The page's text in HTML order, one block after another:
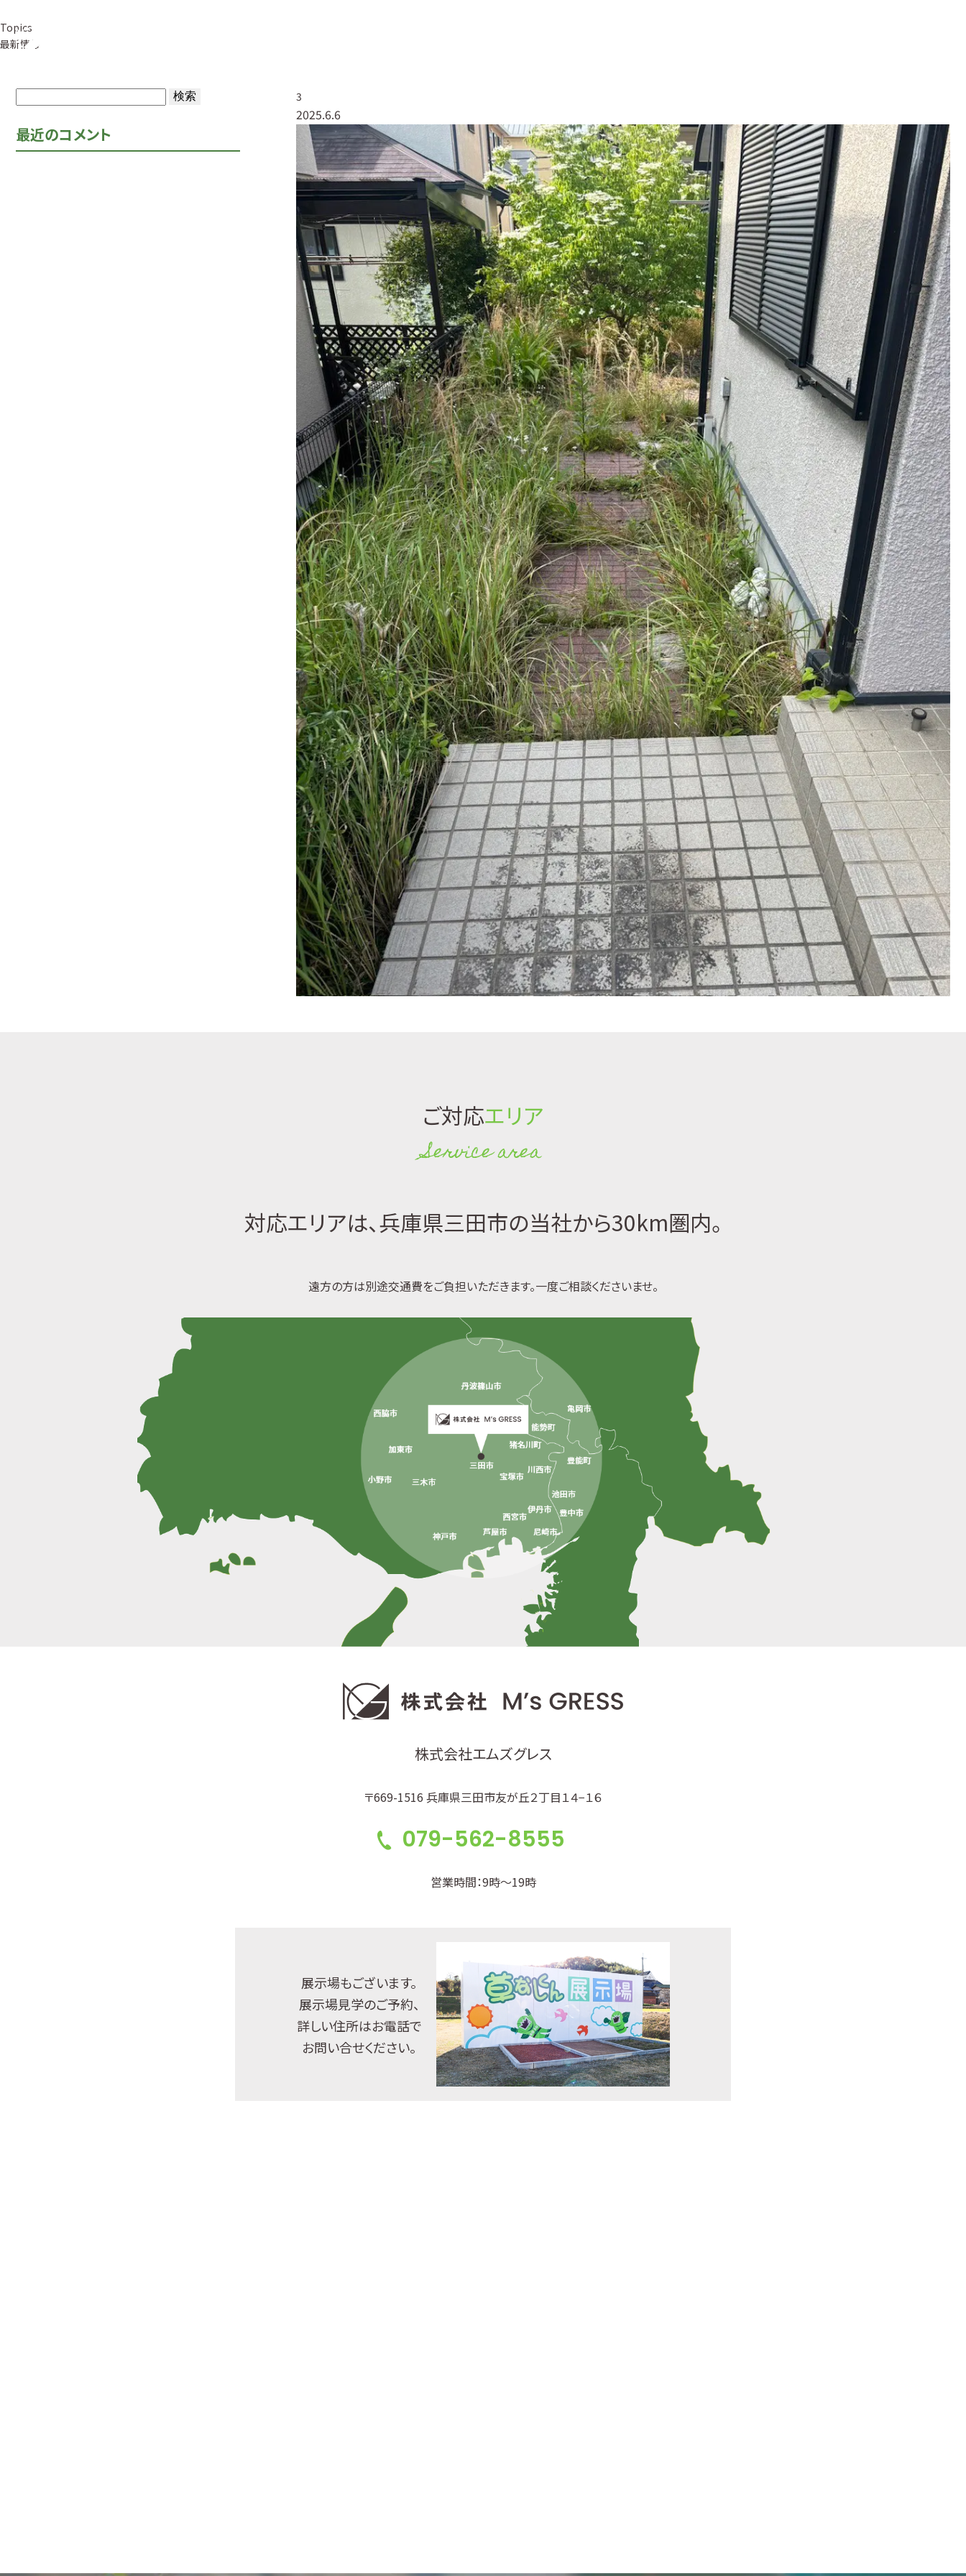
太陽光全般
エクステリア・外構工事
塗装工事
屋根工事
解体工事
伐採・剪定
リフォーム
Topics
最新情報
最近のコメント
3
2025.6.6
ご対応エリア
Service area
対応エリアは、兵庫県三田市の当社から30km圏内。
遠方の方は別途交通費をご負担いただきます。一度ご相談くださいませ。
株式会社エムズグレス
〒669-1516 兵庫県三田市友が丘２丁目１４−１６
079-562-8555
営業時間：9時～19時
展示場もございます。
展示場見学のご予約、
詳しい住所はお電話で
お問い合せください。